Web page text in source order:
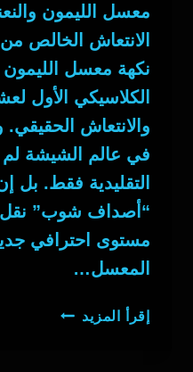
معسل الليمون
الانتعاش الخالص
نكهة معسل الليمون
الكلاسيكي الأول
والانتعاش
في عالم الشيشة لم
التقليدية فقط. بل
“أصداف شوب” نقل
مستوى احترافي
المعسل…
إقرأ المزيد معسل